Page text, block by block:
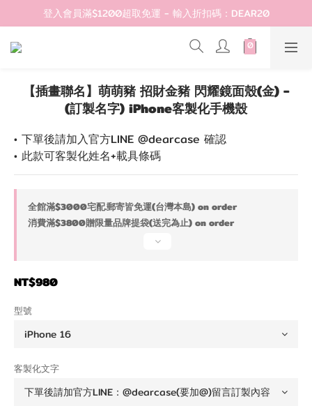
登入會員滿$1200超取免運 - 輸入折扣碼：DEAR20
歡迎首購!滿1000全館95折! 新客領卷去~
登入會員滿$1200超取免運 - 輸入折扣碼：DEAR20
【插畫聯名】萌萌豬 招財金豬 閃耀鏡面殼(金) -
(訂製名字) iPhone客製化手機殼
• 下單後請加入官方LINE @dearcase 確認
• 此款可客製化姓名+載具條碼
全館滿$3000宅配.郵寄皆免運(台灣本島) on order
消費滿$3800贈限量品牌提袋(送完為止) on order
NT$980
型號
客製化文字